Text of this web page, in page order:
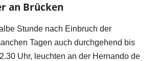
an Brücken
Stunde nach Einbruch der
Tagen auch durchgehend bis
Uhr, leuchten an der Hernando de